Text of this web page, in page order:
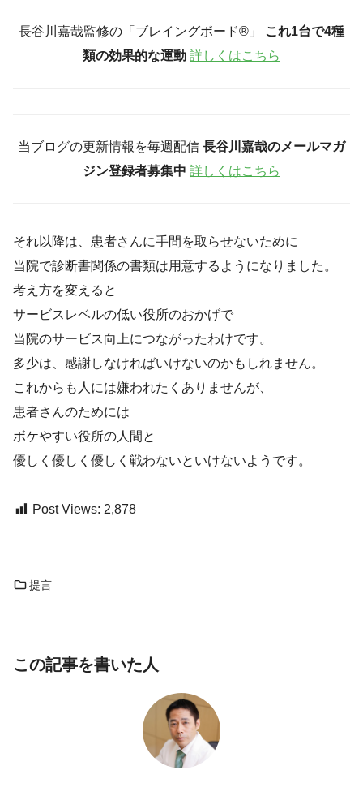
長谷川嘉哉監修の「ブレイングボード®︎」
これ1台で4種
類の効果的な運動 詳しくはこちら
当ブログの更新情報を毎週配信 長谷川嘉哉のメールマガ
ジン登録者募集中 詳しくはこちら
それ以降は、患者さんに手間を取らせないために
当院で診断書関係の書類は用意するようになりました。
考え方を変えると
サービスレベルの低い役所のおかげで
当院のサービス向上につながったわけです。
多少は、感謝しなければいけないのかもしれません。
これからも人には嫌われたくありませんが、
患者さんのためには
ボケやすい役所の人間と
優しく優しく優しく戦わないといけないようです。
Post Views: 2,878
提言
この記事を書いた人